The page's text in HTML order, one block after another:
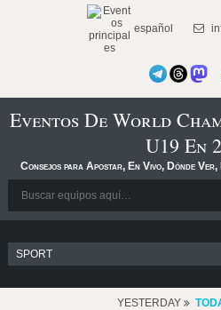
español
Eventos De World
U19 En
Consejos para Apostar, En Vivo, Dónde Ver,
YESTERDAY